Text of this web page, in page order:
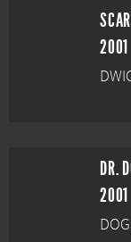
2001
DR.
2001